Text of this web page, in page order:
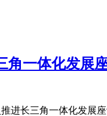
角一体化发展
进长三角一体化发展